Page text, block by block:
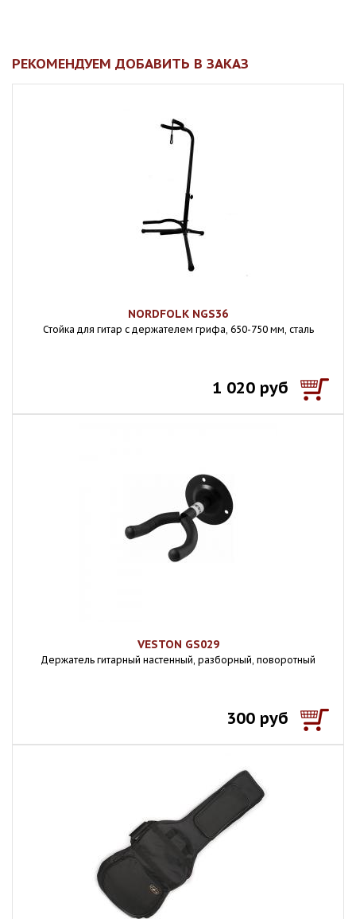
РЕКОМЕНДУЕМ ДОБАВИТЬ В ЗАКАЗ
NORDFOLK NGS36
Стойка для гитар с держателем грифа, 650-750 мм, сталь
1 020 руб
VESTON GS029
Держатель гитарный настенный, разборный, поворотный
300 руб